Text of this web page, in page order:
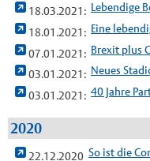
18.03.2021: Lebendige
18.01.2021: Eine
07.01.2021: Brexit plus
03.01.2021: Neues
03.01.2021:
2020
22.12.2020